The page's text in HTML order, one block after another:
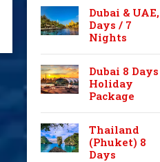
Dubai &
Days / 7
Nights
Dubai 8 Days
Holiday
Package
Thailand
(Phuket) 8
Days